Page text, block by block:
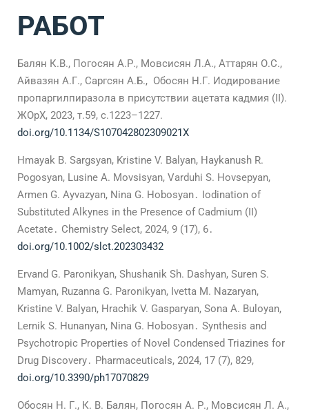
РАБОТ
Балян К.В., Погосян А.Р., Мовсисян Л.А., Аттарян О.С.,
Айвазян А.Г., Саргсян A.Б., Обосян Н.Г. Иодирование
пропаргилпиразола в присутствии ацетата кадмия (II).
ЖОрХ, 2023, т.59, с.1223–1227.
doi.org/10.1134/S107042802309021X
Hmayak B. Sargsyan, Kristine V. Balyan, Haykanush R.
Pogosyan, Lusine A. Movsisyan, Varduhi S. Hovsepyan,
Armen G. Ayvazyan, Nina G. Hobosyan․ Iodination of
Substituted Alkynes in the Presence of Cadmium (II)
Acetate․ Chemistry Select, 2024, 9 (17), 6․
doi.org/10.1002/slct.202303432
Ervand G. Paronikyan, Shushanik Sh. Dashyan, Suren S.
Mamyan, Ruzanna G. Paronikyan, Ivetta M. Nazaryan,
Kristine V. Balyan, Hrachik V. Gasparyan, Sona A. Buloyan,
Lernik S. Hunanyan, Nina G. Hobosyan․ Synthesis and
Psychotropic Properties of Novel Condensed Triazines for
Drug Discovery․ Pharmaceuticals, 2024, 17 (7), 829,
doi.org/10.3390/ph17070829
Обосян Н. Г., К. В. Балян, Погосян А. Р., Мовсисян Л. А.,